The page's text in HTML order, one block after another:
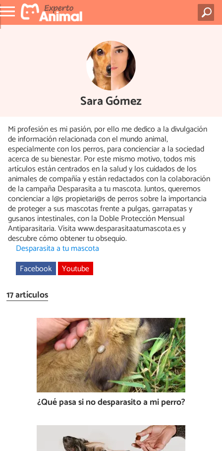
Sara Gómez
Mi profesión es mi pasión, por ello me dedico a la divulgación
de información relacionada con el mundo animal,
especialmente con los perros, para concienciar a la sociedad
acerca de su bienestar. Por este mismo motivo, todos mis
artículos están centrados en la salud y los cuidados de los
animales de compañía y están redactados con la colaboración
de la campaña Desparasita a tu mascota. Juntos, queremos
concienciar a l@s propietari@s de perros sobre la importancia
de proteger a sus mascotas frente a pulgas, garrapatas y
gusanos intestinales, con la Doble Protección Mensual
Antiparasitaria. Visita www.desparasitaatumascota.es y
descubre cómo obtener tu obsequio.
Desparasita a tu mascota
Facebook
Youtube
17 artículos
¿Qué pasa si no desparasito a mi perro?